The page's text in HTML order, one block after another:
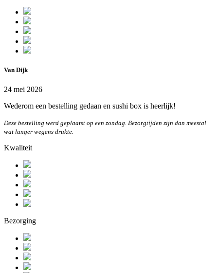
Van Dijk
24 mei 2026
Wederom een bestelling gedaan en sushi box is heerlijk!
Deze bestelling werd geplaatst op een zondag. Bezorgtijden zijn dan meestal
wat langer wegens drukte.
Kwaliteit
Bezorging